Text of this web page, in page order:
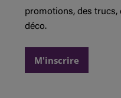
promotions, des trucs,
déco.
M'inscrire